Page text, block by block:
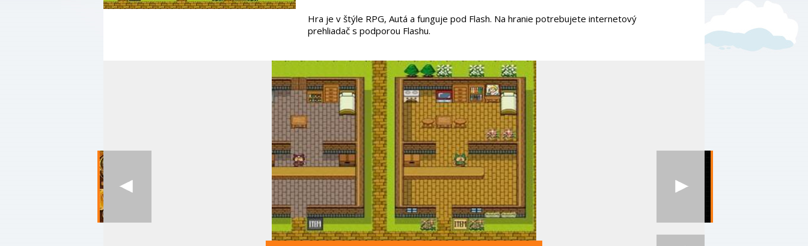
Hra je v štýle RPG, Autá a funguje pod Flash. Na hranie potrebujete internetový
prehliadač s podporou Flashu.